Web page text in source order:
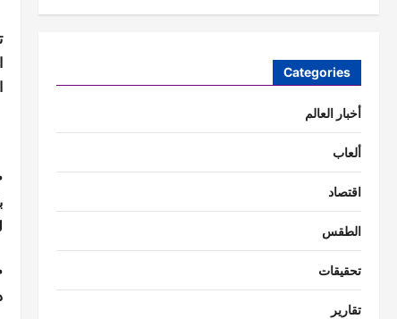
Categories
أخبار العالم
ألعاب
اقتصاد
الطقس
تحقيقات
تقارير